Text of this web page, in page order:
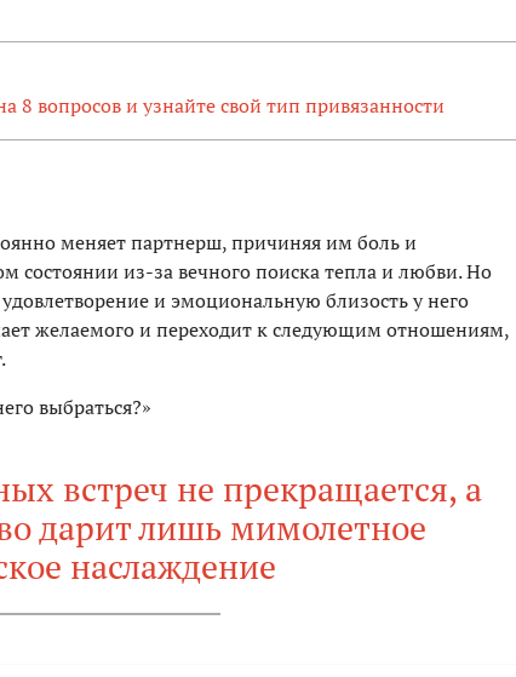
8 вопросов и узнайте свой тип привязанности
меняет партнерш, причиняя им боль и
состоянии из-за вечного поиска тепла и любви. Но
удовлетворение и эмоциональную близость у него
желаемого и переходит к следующим отношениям,
выбраться?»
встреч не прекращается, а
дарит лишь мимолетное
наслаждение